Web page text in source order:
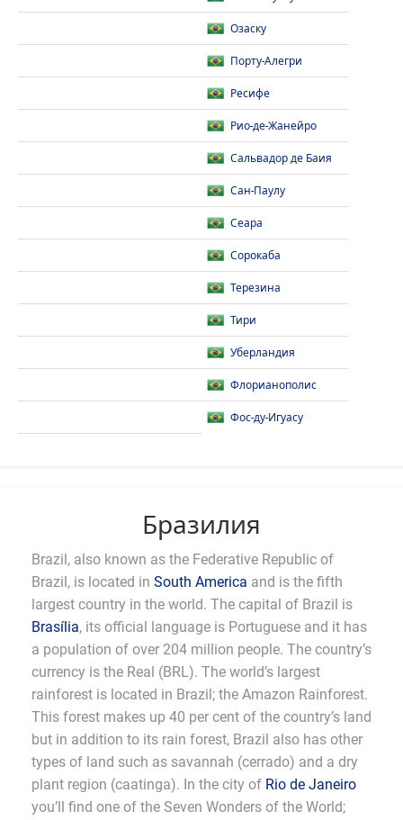
Озаску
Порту-Алегри
Ресифе
Рио-де-Жанейро
Сальвадор де Баия
Сан-Паулу
Сеара
Сорокаба
Терезина
Тири
Уберландия
Флорианополис
Фос-ду-Игуасу
Бразилия
Brazil, also known as the Federative Republic of
Brazil, is located in South America and is the fifth
largest country in the world. The capital of Brazil is
Brasília, its official language is Portuguese and it has
a population of over 204 million people. The country’s
currency is the Real (BRL). The world’s largest
rainforest is located in Brazil; the Amazon Rainforest.
This forest makes up 40 per cent of the country’s land
but in addition to its rain forest, Brazil also has other
types of land such as savannah (cerrado) and a dry
plant region (caatinga). In the city of Rio de Janeiro
you’ll find one of the Seven Wonders of the World;